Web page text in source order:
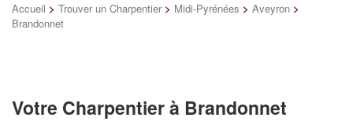
Accueil > Trouver un Charpentier > Midi-Pyrénées > Aveyron >
Brandonnet
Votre Charpentier à Brandonnet